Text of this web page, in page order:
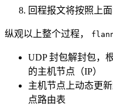
回程报文将按照上
纵观以上整个过程，
UDP 封包解封包，
的主机节点（IP）
主机节点上动态更
点路由表